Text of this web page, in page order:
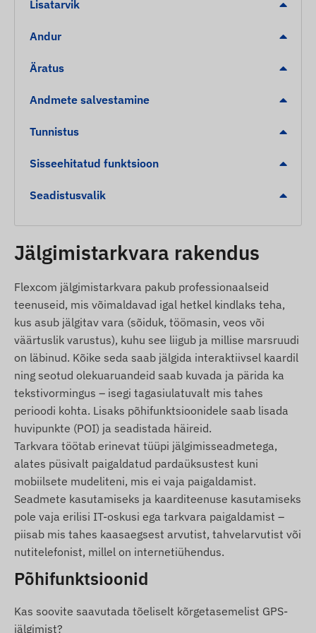
loomade gps-jälgija
Kruvikeeraja
Kasutusjuhend
Kasutustingimused
ühendus asukoha määramise
satelliitsüsteemidega ja mobiilsidevõrkudega.
Need tagavad andmete kogumise ja edastamise
ning suhtluse omaniku telefoniga või
jälgimistarkvara kasutamise korral keskse
andmekogumis- ja töötlemissüsteemiga. Seade
suhtleb mobiilsidevõrkude kaudu, kasutades
selles asuvat (vahetatavat) SIM-kaarti.
Töötsoon
Seade on ühilduv järgmistes piirkondades
töötavate GSM võrkudega:
4G: Euroopa, Aasia, Aafrika, Austraalia
2G: Euroopa, Aasia, Aafrika, Austraalia
tellimuseta), antakse see üle tehase
Lisatarvik
Andur
Äratus
Andmete salvestamine
Tunnistus
Sisseehitatud funktsioon
Seadistusvalik
Jälgimistarkvara rakendus
Flexcom jälgimistarkvara pakub professionaalseid
teenuseid, mis võimaldavad igal hetkel kindlaks teha,
kus asub jälgitav vara (sõiduk, töömasin, veos või
väärtuslik varustus), kuhu see liigub ja millise marsruudi
on läbinud. Kõike seda saab jälgida interaktiivsel kaardil
ning seotud olekuaruandeid saab kuvada ja pärida ka
tekstivormingus – isegi tagasiulatuvalt mis tahes
perioodi kohta. Lisaks põhifunktsioonidele saab lisada
huvipunkte (POI) ja seadistada häireid.
Tarkvara töötab erinevat tüüpi jälgimisseadmetega,
alates püsivalt paigaldatud pardaüksustest kuni
mobiilsete mudeliteni, mis ei vaja paigaldamist.
Seadmete kasutamiseks ja kaarditeenuse kasutamiseks
pole vaja erilisi IT-oskusi ega tarkvara paigaldamist –
piisab mis tahes kaasaegsest arvutist, tahvelarvutist või
nutitelefonist, millel on internetiühendus.
Põhifunktsioonid
Kas soovite saavutada tõeliselt kõrgetasemelist GPS-
jälgimist?